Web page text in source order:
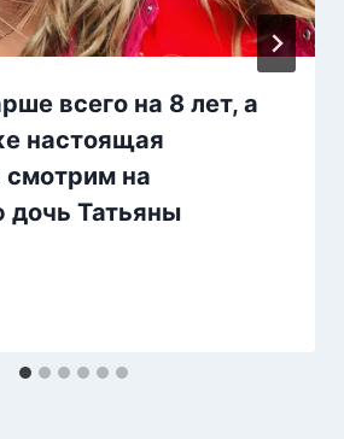
всего на 8 лет, а
настоящая
смотрим на
Татьяны